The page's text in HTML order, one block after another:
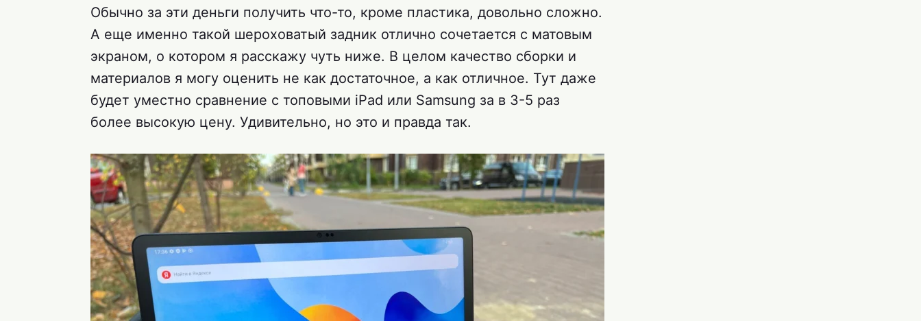
Обычно за эти деньги получить что-то, кроме пластика, довольно сложно.
А еще именно такой шероховатый задник отлично сочетается с матовым
экраном, о котором я расскажу чуть ниже. В целом качество сборки и
материалов я могу оценить не как достаточное, а как отличное. Тут даже
будет уместно сравнение с топовыми iPad или Samsung за в 3-5 раз
более высокую цену. Удивительно, но это и правда так.